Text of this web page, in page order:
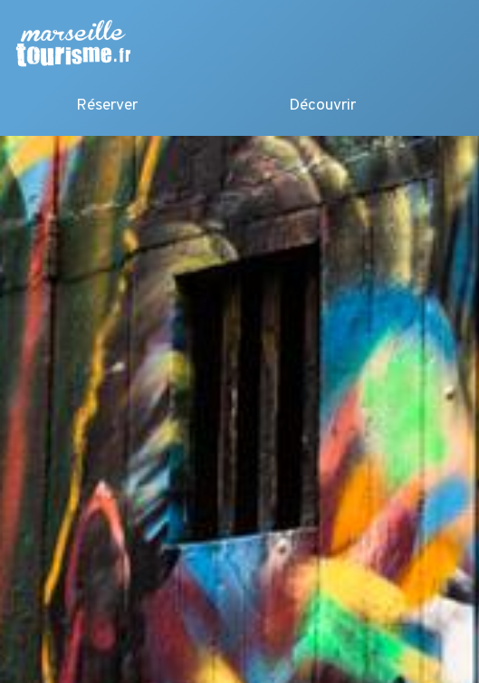
Réserver Découvrir